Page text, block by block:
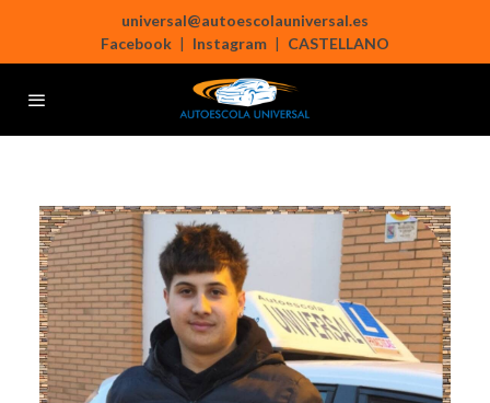
universal@autoescolauniversal.es
Facebook | Instagram | CASTELLANO